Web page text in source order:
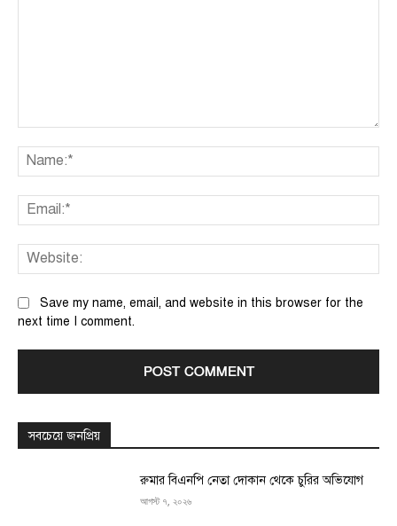
Save my name, email, and website in this browser for the
next time I comment.
সবচেয়ে জনপ্রিয়
রুমার বিএনপি নেতা দোকান থেকে চুরির অভিযোগ
আগস্ট ৭, ২০২৬